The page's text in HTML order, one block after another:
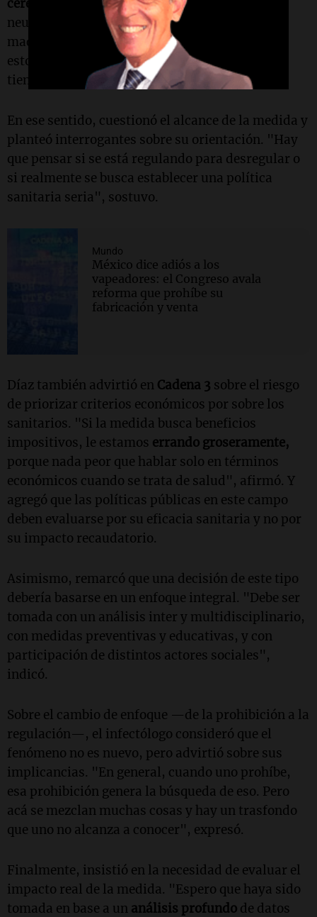
cerebro
y alteraciones en la sinapsis de las
neuronas en una etapa en la que el cerebro está
madurando", señaló, y agregó que algunos de
estos productos, como las bolsitas de nicotina,
tienen "un gran poder de adicción".
En ese sentido, cuestionó el alcance de la medida y
planteó interrogantes sobre su orientación. "Hay
que pensar si se está regulando para desregular o
si realmente se busca establecer una política
sanitaria seria", sostuvo.
Mundo
México dice adiós a los
vapeadores: el Congreso avala
reforma que prohíbe su
fabricación y venta
Díaz también advirtió en Cadena 3 sobre el riesgo
de priorizar criterios económicos por sobre los
sanitarios. "Si la medida busca beneficios
impositivos, le estamos errando groseramente,
porque nada peor que hablar solo en términos
económicos cuando se trata de salud", afirmó. Y
agregó que las políticas públicas en este campo
deben evaluarse por su eficacia sanitaria y no por
su impacto recaudatorio.
Asimismo, remarcó que una decisión de este tipo
debería basarse en un enfoque integral. "Debe ser
tomada con un análisis inter y multidisciplinario,
con medidas preventivas y educativas, y con
participación de distintos actores sociales",
indicó.
Sobre el cambio de enfoque —de la prohibición a la
regulación—, el infectólogo consideró que el
fenómeno no es nuevo, pero advirtió sobre sus
implicancias. "En general, cuando uno prohíbe,
esa prohibición genera la búsqueda de eso. Pero
acá se mezclan muchas cosas y hay un trasfondo
que uno no alcanza a conocer", expresó.
Finalmente, insistió en la necesidad de evaluar el
impacto real de la medida. "Espero que haya sido
tomada en base a un análisis profundo de datos